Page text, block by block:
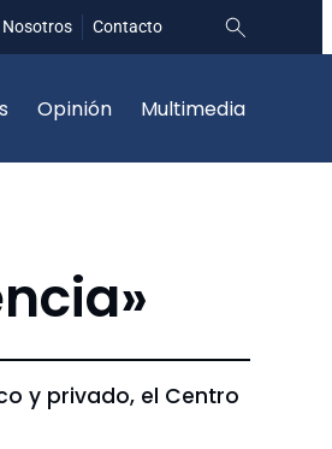
Nosotros Contacto
Opinión Multimedia
y privado, el Centro